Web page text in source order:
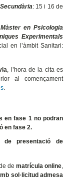
: 15 i 16 de
en Psicologia
Experimentals
en l’àmbit Sanitari:
, l’hora de la cita es
al començament
.
en fase 1 no podran
en fase 2.
de presentació de
de matrícula online,
sol·licitud admesa